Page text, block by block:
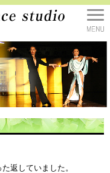
返していました。